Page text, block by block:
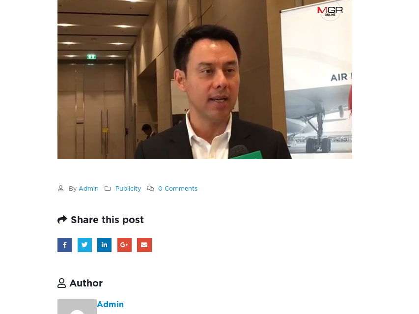
By Admin Publicity 0 Comments
Share this post
Author
Admin